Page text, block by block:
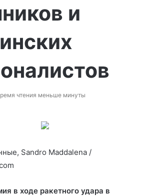
и
чтения меньше минуты
Sandro Maddalena /
в ходе ракетного удара в